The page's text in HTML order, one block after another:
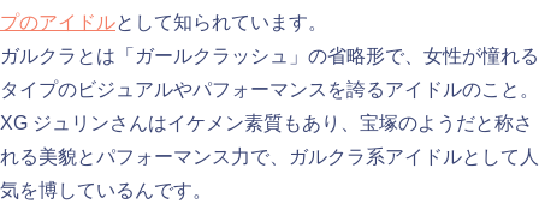
プのアイドルとして知られています。
ガルクラとは「ガールクラッシュ」の省略形で、女性が憧れる
タイプのビジュアルやパフォーマンスを誇るアイドルのこと。
XG ジュリンさんはイケメン素質もあり、宝塚のようだと称さ
れる美貌とパフォーマンス力で、ガルクラ系アイドルとして人
気を博しているんです。